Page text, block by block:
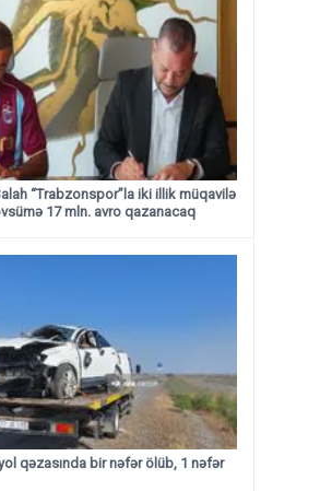
“Trabzonspor”la iki illik müqavilə
17 mln. avro qazanacaq
qəzasında bir nəfər ölüb, 1 nəfər